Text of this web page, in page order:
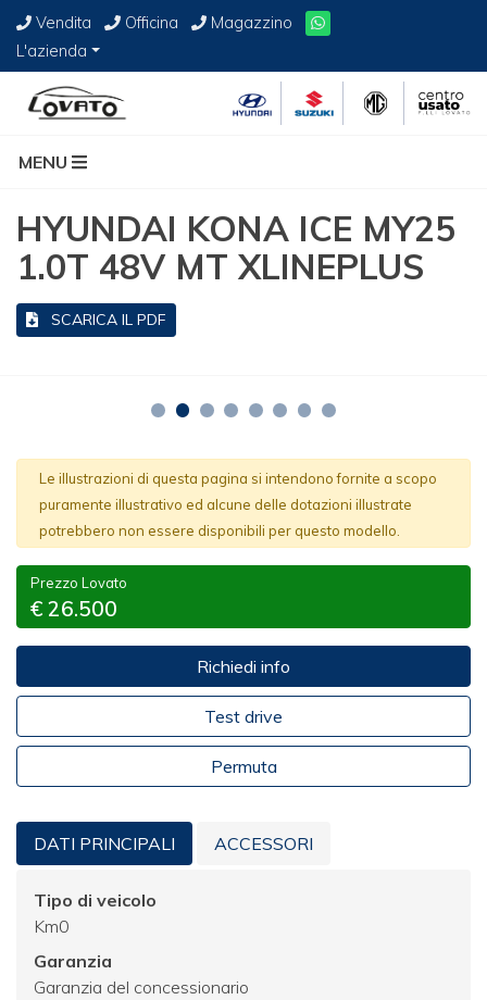
Vendita Officina
Magazzino
L'azienda
MENU
HYUNDAI KONA ICE MY25
1.0T 48V MT XLINEPLUS
SCARICA IL PDF
Le illustrazioni di questa pagina si intendono fornite a scopo
puramente illustrativo ed alcune delle dotazioni illustrate
potrebbero non essere disponibili per questo modello.
Prezzo Lovato
€ 26.500
Richiedi info
Test drive
Permuta
DATI PRINCIPALI ACCESSORI
Tipo di veicolo
Km0
Garanzia
Garanzia del concessionario